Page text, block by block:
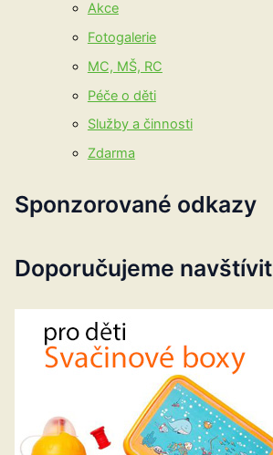
Akce
Fotogalerie
MC, MŠ, RC
Péče o děti
Služby a činnosti
Zdarma
Sponzorované odkazy
Doporučujeme navštívit